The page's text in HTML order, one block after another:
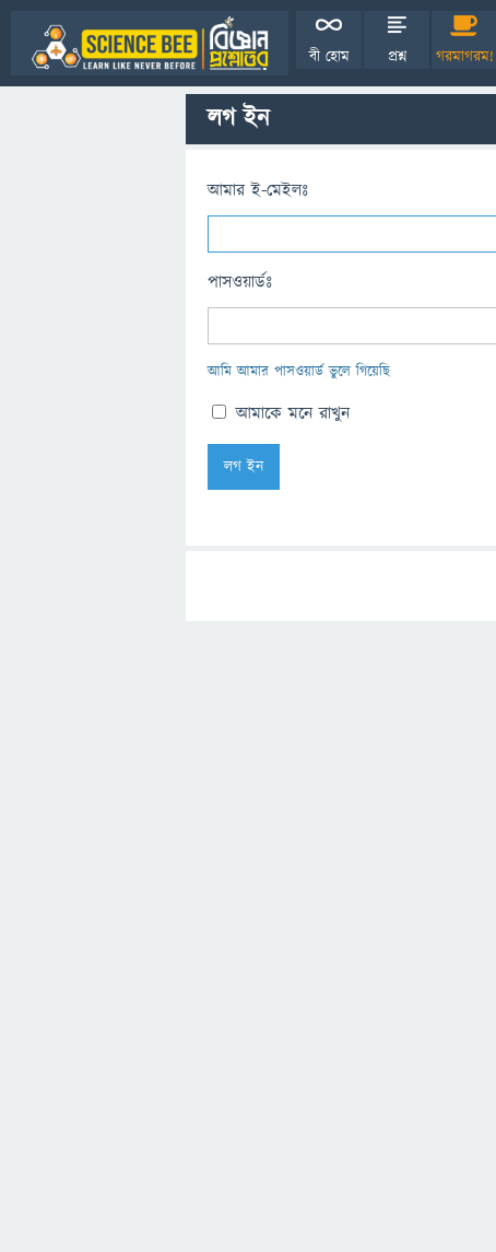
বী হোম প্রশ্ন গরমাগরম!
লগ ইন
আমার ই-মেইলঃ
পাসওয়ার্ডঃ
আমি আমার পাসওয়ার্ড ভুলে গিয়েছি
আমাকে মনে রাখুন